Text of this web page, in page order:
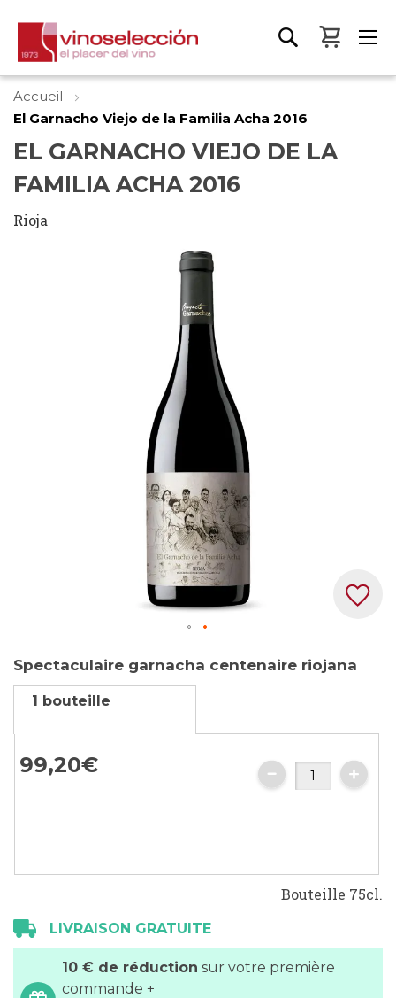
Mon
Accueil
El Garnacho Viejo de la Familia Acha 2016
EL GARNACHO VIEJO DE LA
FAMILIA ACHA 2016
Rioja
to
the
of
the
images
Spectaculaire garnacha centenaire riojana
1 bouteille
99,20€
Bouteille 75cl.
LIVRAISON GRATUITE
10 € de réduction sur votre première
commande +